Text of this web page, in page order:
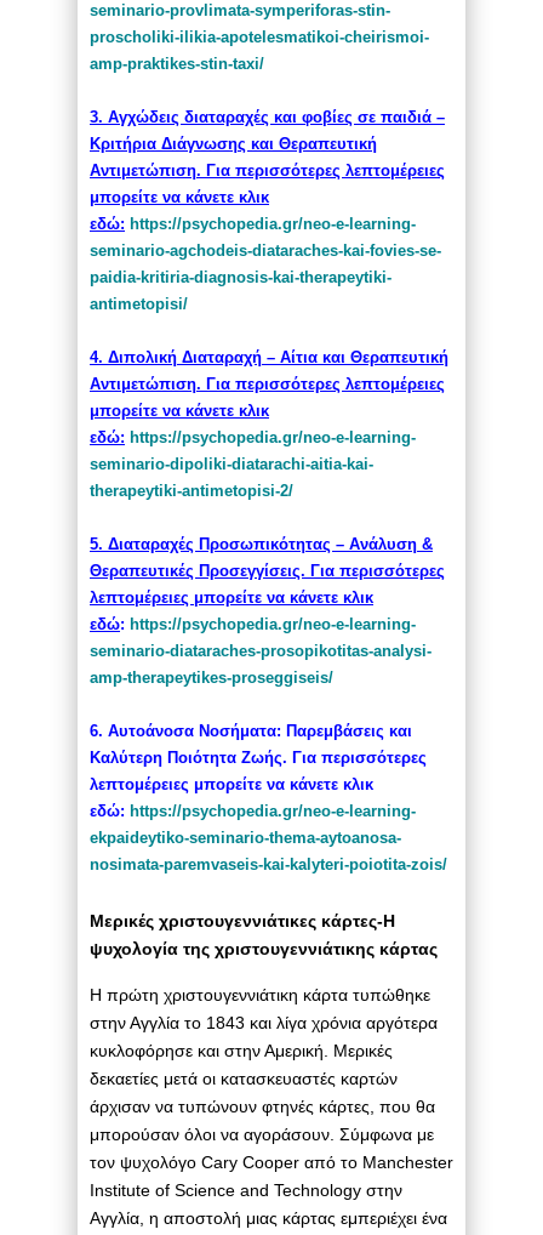
seminario-provlimata-symperiforas-stin-
proscholiki-ilikia-apotelesmatikoi-cheirismoi-
amp-praktikes-stin-taxi/
3. Αγχώδεις διαταραχές και φοβίες σε παιδιά –
Κριτήρια Διάγνωσης και Θεραπευτική
Αντιμετώπιση. Για περισσότερες λεπτομέρειες
μπορείτε να κάνετε κλικ
εδώ: https://psychopedia.gr/neo-e-learning-
seminario-agchodeis-diataraches-kai-fovies-se-
paidia-kritiria-diagnosis-kai-therapeytiki-
antimetopisi/
4. Διπολική Διαταραχή – Αίτια και Θεραπευτική
Αντιμετώπιση. Για περισσότερες λεπτομέρειες
μπορείτε να κάνετε κλικ
εδώ: https://psychopedia.gr/neo-e-learning-
seminario-dipoliki-diatarachi-aitia-kai-
therapeytiki-antimetopisi-2/
5. Διαταραχές Προσωπικότητας – Ανάλυση &
Θεραπευτικές Προσεγγίσεις. Για περισσότερες
λεπτομέρειες μπορείτε να κάνετε κλικ
εδώ: https://psychopedia.gr/neo-e-learning-
seminario-diataraches-prosopikotitas-analysi-
amp-therapeytikes-proseggiseis/
6. Αυτοάνοσα Νοσήματα: Παρεμβάσεις και
Καλύτερη Ποιότητα Ζωής. Για περισσότερες
λεπτομέρειες μπορείτε να κάνετε κλικ
εδώ: https://psychopedia.gr/neo-e-learning-
ekpaideytiko-seminario-thema-aytoanosa-
nosimata-paremvaseis-kai-kalyteri-poiotita-zois/
Μερικές χριστουγεννιάτικες κάρτες-Η
ψυχολογία της χριστουγεννιάτικης κάρτας
Η πρώτη χριστουγεννιάτικη κάρτα τυπώθηκε
στην Αγγλία το 1843 και λίγα χρόνια αργότερα
κυκλοφόρησε και στην Αμερική. Μερικές
δεκαετίες μετά οι κατασκευαστές καρτών
άρχισαν να τυπώνουν φτηνές κάρτες, που θα
μπορούσαν όλοι να αγοράσουν. Σύμφωνα με
τον ψυχολόγο Cary Cooper από το Manchester
Institute of Science and Technology στην
Αγγλία, η αποστολή μιας κάρτας εμπεριέχει ένα